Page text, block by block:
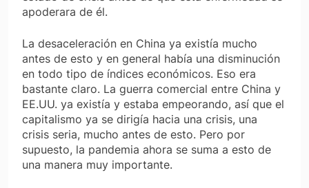
apoderara de él.
La desaceleración en China ya existía mucho
antes de esto y en general había una disminución
en todo tipo de índices económicos. Eso era
bastante claro. La guerra comercial entre China y
EE.UU. ya existía y estaba empeorando, así que el
capitalismo ya se dirigía hacia una crisis, una
crisis seria, mucho antes de esto. Pero por
supuesto, la pandemia ahora se suma a esto de
una manera muy importante.